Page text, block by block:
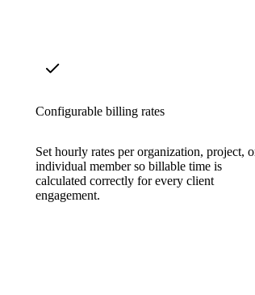
Configurable billing rates
Set hourly rates per organization, project,
individual member so billable time is
calculated correctly for every client
engagement.